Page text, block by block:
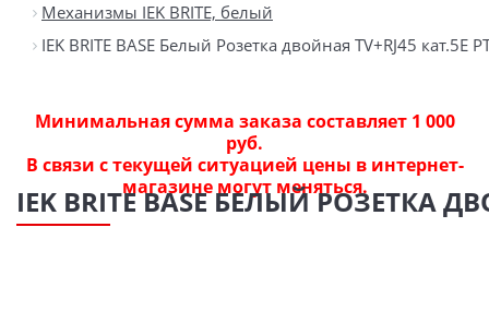
Механизмы IEK BRITE, белый
IEK BRITE BASE Белый Розетка двойная TV+RJ45 кат.5E
Минимальная сумма заказа составляет 1 000
руб.
В связи с текущей ситуацией цены в интернет-
магазине могут меняться.
IEK BRITE BASE БЕЛЫЙ РОЗЕТКА